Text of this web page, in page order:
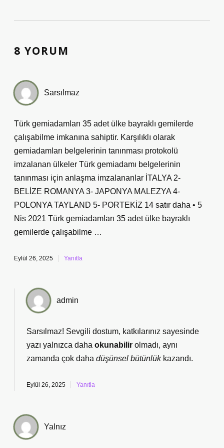
8 YORUM
Sarsılmaz
Türk gemiadamları 35 adet ülke bayraklı gemilerde
çalışabilme imkanına sahiptir. Karşılıklı olarak
gemiadamları belgelerinin tanınması protokolü
imzalanan ülkeler Türk gemiadamı belgelerinin
tanınması için anlaşma imzalananlar İTALYA 2-
BELİZE ROMANYA 3- JAPONYA MALEZYA 4-
POLONYA TAYLAND 5- PORTEKİZ 14 satır daha • 5
Nis 2021 Türk gemiadamları 35 adet ülke bayraklı
gemilerde çalışabilme …
Eylül 26, 2025 Yanıtla
admin
Sarsılmaz! Sevgili dostum, katkılarınız sayesinde
yazı yalnızca daha okunabilir olmadı, aynı
zamanda çok daha düşünsel bütünlükkazandı.
Eylül 26, 2025 Yanıtla
Yalnız